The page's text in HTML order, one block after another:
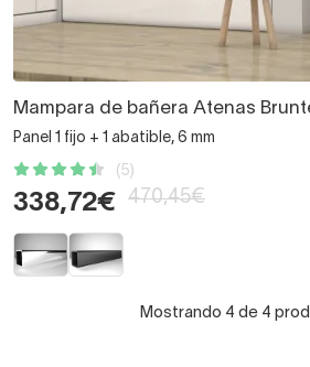
Mampara de bañera Atenas
Panel 1 fijo + 1 abatible, 6 mm
(5)
338,72€ 470,45€
Mostrando 4 de 4